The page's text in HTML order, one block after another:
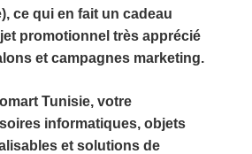
ce qui en fait un cadeau
promotionnel très apprécié
et campagnes marketing.
Tunisie, votre
informatiques, objets
et solutions de